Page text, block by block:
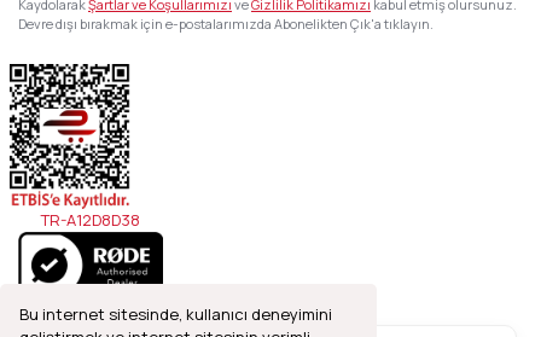
Bu internet sitesinde, kullanıcı deneyimini
KaydolarakŞartlar ve Koşullarımızı veGizlilik Politikamızı kabul etmiş olursunuz.
Devre dışı bırakmak için e-postalarımızda Abonelikten Çık'a tıklayın.
TR-A12D8D38